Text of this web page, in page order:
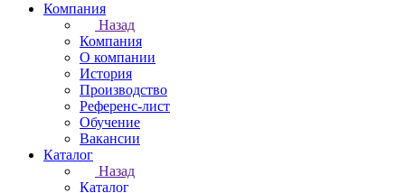
Компания
Назад
Компания
О компании
История
Производство
Референс-лист
Обучение
Вакансии
Каталог
Назад
Каталог